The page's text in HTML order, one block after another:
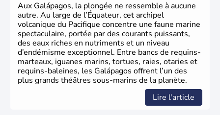
Aux Galápagos, la plongée ne ressemble à aucune
autre. Au large de l’Équateur, cet archipel
volcanique du Pacifique concentre une faune marine
spectaculaire, portée par des courants puissants,
des eaux riches en nutriments et un niveau
d’endémisme exceptionnel. Entre bancs de requins-
marteaux, iguanes marins, tortues, raies, otaries et
requins-baleines, les Galápagos offrent l’un des
plus grands théâtres sous-marins de la planète.
Lire l'article